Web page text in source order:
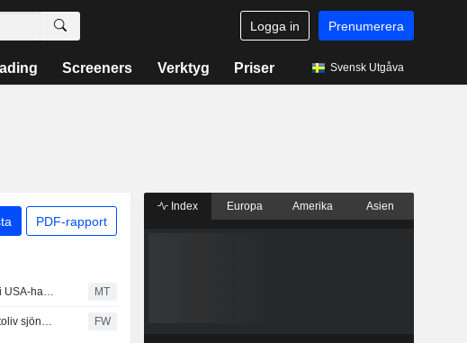
Logga in Prenumerera
Screeners Verktyg Priser Svensk Utgåva
PDF-rapport
Europeiska ADR-depåbevis stiger i USA-handeln på fredagen MT
Nordiska aktier i Nordamerika - Autoliv sjönk 0,9 procent FW
Index Europa Amerika Asien